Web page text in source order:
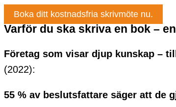
Boka ditt kostnadsfria skrivmöte nu.
Varför du ska skriva en bok –
Företag som visar djup kunskap –
(2022):
55 % av beslutsfattare säger att de